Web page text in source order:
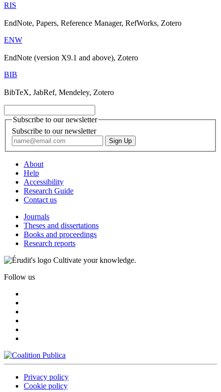
RIS
EndNote, Papers, Reference Manager, RefWorks, Zotero
ENW
EndNote (version X9.1 and above), Zotero
BIB
BibTeX, JabRef, Mendeley, Zotero
Subscribe to our newsletter
Subscribe to our newsletter
About
Help
Accessibility
Research Guide
Contact us
Journals
Theses and dissertations
Books and proceedings
Research reports
Cultivate your knowledge.
Follow us
Privacy policy
Cookie policy